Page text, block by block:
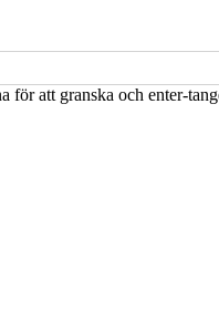
att granska och enter-